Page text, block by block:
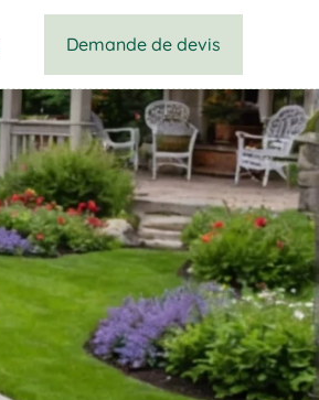
Demande de devis